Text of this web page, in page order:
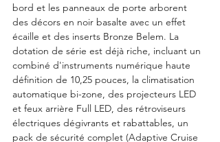
bord et les panneaux de porte arborent
des décors en noir basalte avec un effet
écaille et des inserts Bronze Belem. La
dotation de série est déjà riche, incluant un
combiné d'instruments numérique haute
définition de 10,25 pouces, la climatisation
automatique bi-zone, des projecteurs LED
et feux arrière Full LED, des rétroviseurs
électriques dégivrants et rabattables, un
pack de sécurité complet (Adaptive Cruise